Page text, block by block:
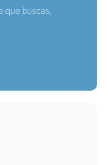
que buscas,